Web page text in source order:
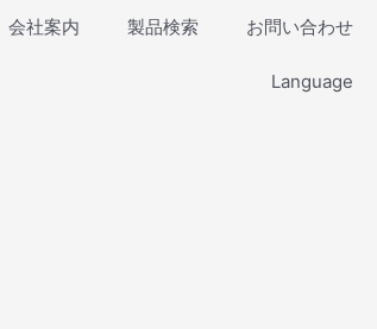
会社案内 製品検索 お問い合わせ
Language